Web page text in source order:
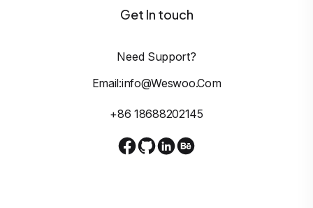
Get In touch
Need Support?
Email:info@weswoo.com
+86 18688202145